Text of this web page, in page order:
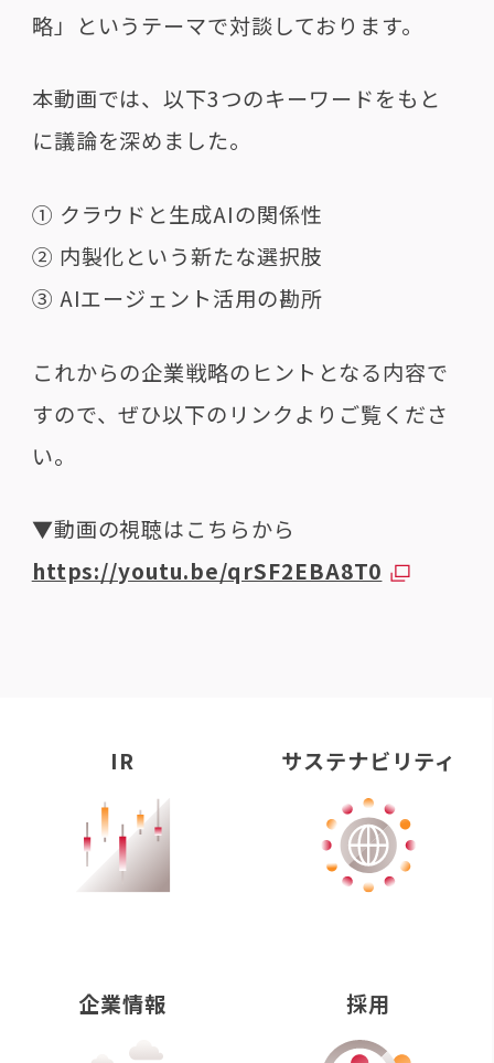
略」というテーマで対談しております。
本動画では、以下3つのキーワードをもと
に議論を深めました。
① クラウドと生成AIの関係性
② 内製化という新たな選択肢
③ AIエージェント活用の勘所
これからの企業戦略のヒントとなる内容で
すので、ぜひ以下のリンクよりご覧くださ
い。
▼動画の視聴はこちらから
https://youtu.be/qrSF2EBA8T0
IR サステナビリティ
企業情報 採用